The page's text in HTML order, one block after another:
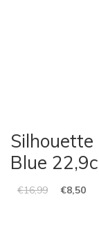
Blue
€16,99 €8,50